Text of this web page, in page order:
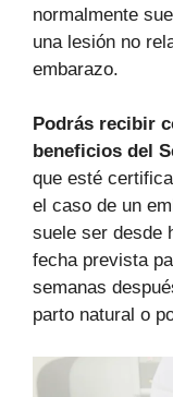
normalmente
una lesión no
embarazo.
Podrás recibir
beneficios del
que esté
el caso de un
suele ser desde
fecha prevista
semanas
parto natural o